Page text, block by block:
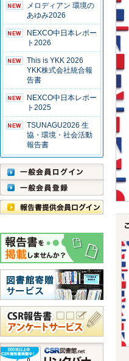
メロディアン 環境の
あゆみ2026
NEXCO中日本レポー
ト2026
This is YKK 2026
YKK株式会社統合報
告書
NEXCO中日本レポー
ト2025
TSUNAGU2026 生
協・環境・社会活動
報告書